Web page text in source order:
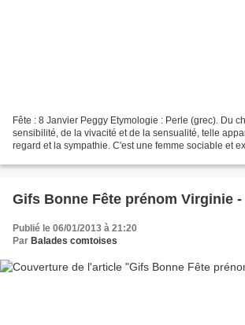
Fête : 8 Janvier Peggy Etymologie : Perle (grec). Du
sensibilité, de la vivacité et de la sensualité, telle
regard et la sympathie. C'est une femme sociable et
Gifs Bonne Fête prénom Virginie
Publié le 06/01/2013 à 21:20
Par Balades comtoises